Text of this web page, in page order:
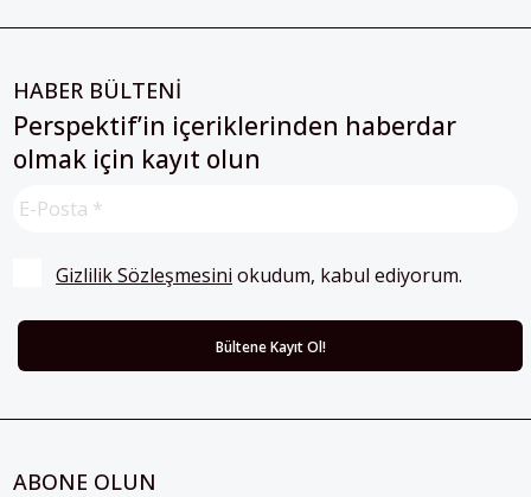
HABER BÜLTENİ
Perspektif’in içeriklerinden haberdar
olmak için kayıt olun
Gizlilik Sözleşmesini okudum, kabul ediyorum.
ABONE OLUN